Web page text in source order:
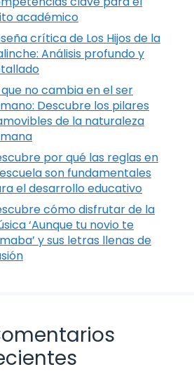
académico
crítica de Los Hijos de la
Análisis profundo y
que no cambia en el ser
Descubre los pilares
de la naturaleza
por qué las reglas en
son fundamentales
el desarrollo educativo
cómo disfrutar de la
‘Aunque tu novio te
y sus letras llenas de